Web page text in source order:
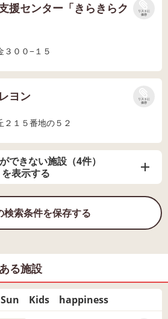
リストに
保存
援センター「きらきらク
３００−１５
リストに
保存
ヨン
１５番地の５２
できない施設（4件）
を表示する
検索条件を保存する
る施設
Sun Kids happiness